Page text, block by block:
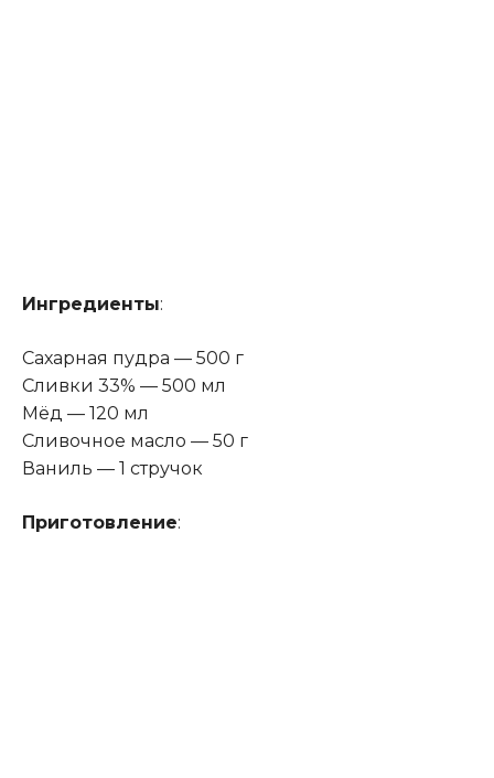
Ингредиенты:
Сахарная пудра — 500 г
Сливки 33% — 500 мл
Мёд — 120 мл
Сливочное масло — 50 г
Ваниль — 1 стручок
Приготовление: